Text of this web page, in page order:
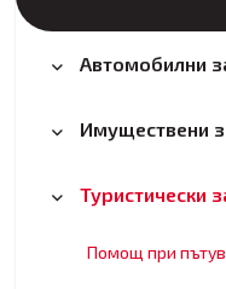
Автомобилни
Имуществени
Туристически
Помощ при